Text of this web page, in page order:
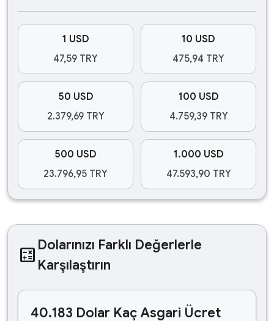
1 USD
47,59 TRY
10 USD
475,94 TRY
50 USD
2.379,69 TRY
100 USD
4.759,39 TRY
500 USD
23.796,95 TRY
1.000 USD
47.593,90 TRY
calculate Dolarınızı Farklı Değerlerle
Karşılaştırın
40.183 Dolar Kaç Asgari Ücret